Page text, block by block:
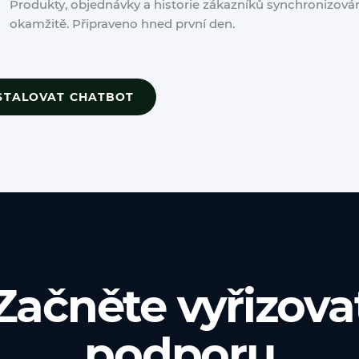
Produkty, objednávky a historie zákazníků
okamžitě. Připraveno hned první den.
CHATBOT